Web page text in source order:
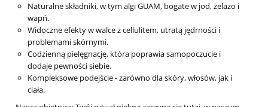
Naturalne składniki, w tym algi GUAM, bogate w jod, żelazo i
wapń.
Widoczne efekty w walce z cellulitem, utratą jędrności i
problemami skórnymi.
Codzienną pielęgnację, która poprawia samopoczucie i
dodaje pewności siebie.
Kompleksowe podejście - zarówno dla skóry, włosów, jak i
ciała.